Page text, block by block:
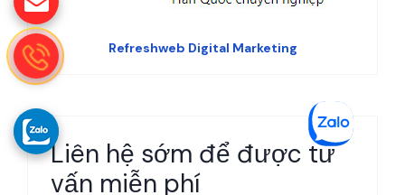
Refreshweb Digital Marketing
Liên hệ sớm để được tư
vấn miễn phí